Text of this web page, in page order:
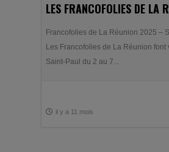
LES FRANCOFOLIES DE LA
Francofolies de La Réunion 2025 –
Les Francofolies de La Réunion font
Saint-Paul du 2 au 7...
il y a 11 mois